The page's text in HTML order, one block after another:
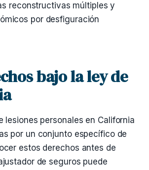
reconstructivas múltiples y
por desfiguración
bajo la ley de
lesiones personales en California
por un conjunto específico de
estos derechos antes de
de seguros puede